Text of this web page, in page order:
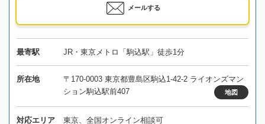
メールする
最寄駅 JR・東京メトロ「駒込駅」徒歩1分
所在地
〒170-0003 東京都豊島区駒込1-42-2 ライオンズマン
ション駒込駅前407
地図
対応エリア 東京、全国オンライン相談可